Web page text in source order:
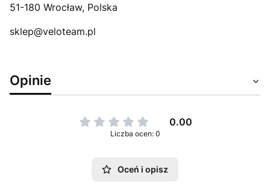
51-180 Wrocław, Polska
sklep@veloteam.pl
Opinie
0.00
Liczba ocen: 0
Oceń i opisz